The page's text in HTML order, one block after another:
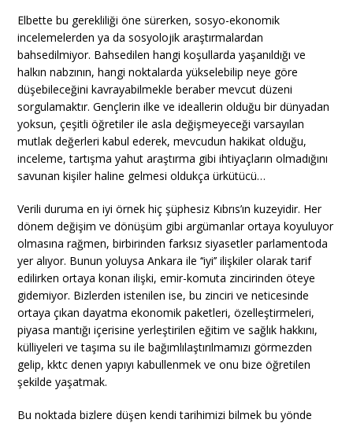
Elbette bu gerekliliği öne sürerken, sosyo-ekonomik
incelemelerden ya da sosyolojik araştırmalardan
bahsedilmiyor. Bahsedilen hangi koşullarda yaşanıldığı ve
halkın nabzının, hangi noktalarda yükselebilip neye göre
düşebileceğini kavrayabilmekle beraber mevcut düzeni
sorgulamaktır. Gençlerin ilke ve ideallerin olduğu bir dünyadan
yoksun, çeşitli öğretiler ile asla değişmeyeceği varsayılan
mutlak değerleri kabul ederek, mevcudun hakikat olduğu,
inceleme, tartışma yahut araştırma gibi ihtiyaçların olmadığını
savunan kişiler haline gelmesi oldukça ürkütücü…
Verili duruma en iyi örnek hiç şüphesiz Kıbrıs’ın kuzeyidir. Her
dönem değişim ve dönüşüm gibi argümanlar ortaya koyuluyor
olmasına rağmen, birbirinden farksız siyasetler parlamentoda
yer alıyor. Bunun yoluysa Ankara ile ‘‘iyi’’ ilişkiler olarak tarif
edilirken ortaya konan ilişki, emir-komuta zincirinden öteye
gidemiyor. Bizlerden istenilen ise, bu zinciri ve neticesinde
ortaya çıkan dayatma ekonomik paketleri, özelleştirmeleri,
piyasa mantığı içerisine yerleştirilen eğitim ve sağlık hakkını,
külliyeleri ve taşıma su ile bağımlılaştırılmamızı görmezden
gelip, kktc denen yapıyı kabullenmek ve onu bize öğretilen
şekilde yaşatmak.
Bu noktada bizlere düşen kendi tarihimizi bilmek bu yönde